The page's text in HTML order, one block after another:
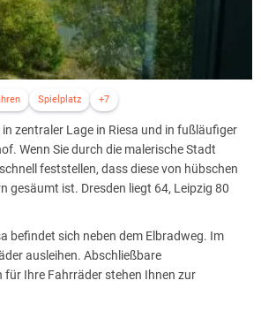
Spielplatz +7
zentraler Lage in Riesa und in fußläufiger
Wenn Sie durch die malerische Stadt
feststellen, dass diese von hübschen
gesäumt ist. Dresden liegt 64, Leipzig 80
befindet sich neben dem Elbradweg. Im
ausleihen. Abschließbare
für Ihre Fahrräder stehen Ihnen zur